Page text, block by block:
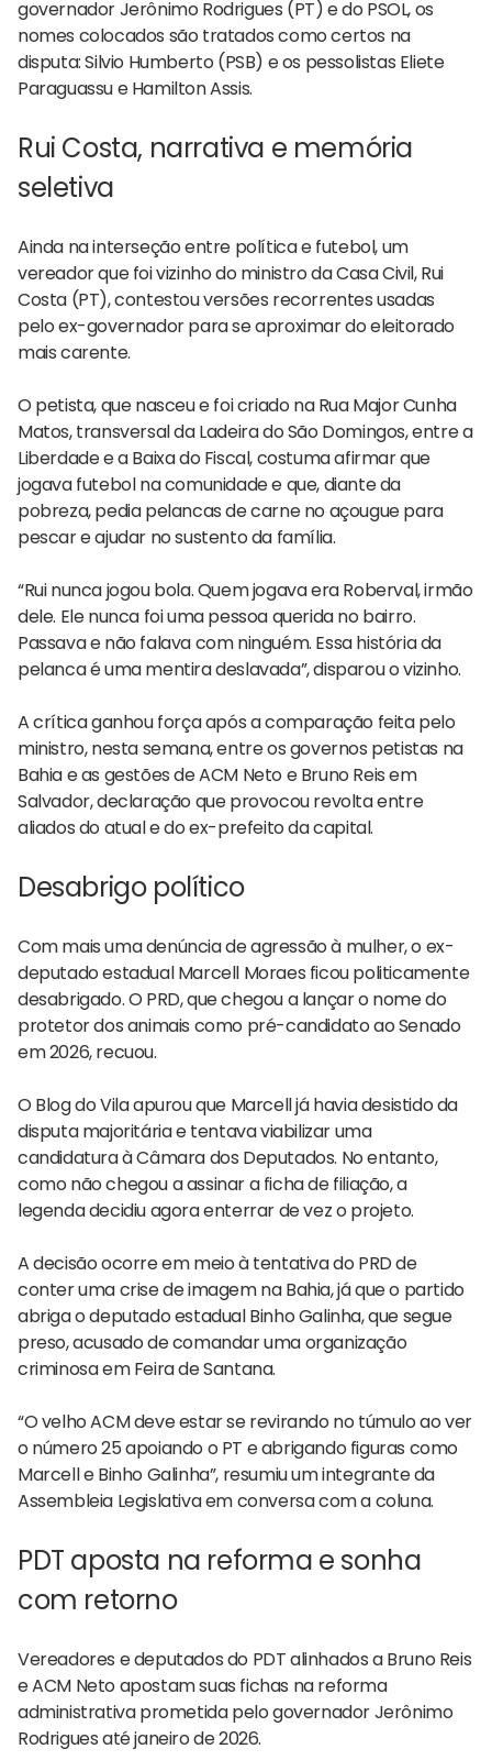
governador Jerônimo Rodrigues (PT) e do PSOL, os
nomes colocados são tratados como certos na
disputa: Silvio Humberto (PSB) e os pessolistas Eliete
Paraguassu e Hamilton Assis.
Rui Costa, narrativa e memória
seletiva
Ainda na interseção entre política e futebol, um
vereador que foi vizinho do ministro da Casa Civil, Rui
Costa (PT), contestou versões recorrentes usadas
pelo ex-governador para se aproximar do eleitorado
mais carente.
O petista, que nasceu e foi criado na Rua Major Cunha
Matos, transversal da Ladeira do São Domingos, entre a
Liberdade e a Baixa do Fiscal, costuma afirmar que
jogava futebol na comunidade e que, diante da
pobreza, pedia pelancas de carne no açougue para
pescar e ajudar no sustento da família.
“Rui nunca jogou bola. Quem jogava era Roberval, irmão
dele. Ele nunca foi uma pessoa querida no bairro.
Passava e não falava com ninguém. Essa história da
pelanca é uma mentira deslavada”, disparou o vizinho.
A crítica ganhou força após a comparação feita pelo
ministro, nesta semana, entre os governos petistas na
Bahia e as gestões de ACM Neto e Bruno Reis em
Salvador, declaração que provocou revolta entre
aliados do atual e do ex-prefeito da capital.
Desabrigo político
Com mais uma denúncia de agressão à mulher, o ex-
deputado estadual Marcell Moraes ficou politicamente
desabrigado. O PRD, que chegou a lançar o nome do
protetor dos animais como pré-candidato ao Senado
em 2026, recuou.
O Blog do Vila apurou que Marcell já havia desistido da
disputa majoritária e tentava viabilizar uma
candidatura à Câmara dos Deputados. No entanto,
como não chegou a assinar a ficha de filiação, a
legenda decidiu agora enterrar de vez o projeto.
A decisão ocorre em meio à tentativa do PRD de
conter uma crise de imagem na Bahia, já que o partido
abriga o deputado estadual Binho Galinha, que segue
preso, acusado de comandar uma organização
criminosa em Feira de Santana.
“O velho ACM deve estar se revirando no túmulo ao ver
o número 25 apoiando o PT e abrigando figuras como
Marcell e Binho Galinha”, resumiu um integrante da
Assembleia Legislativa em conversa com a coluna.
PDT aposta na reforma e sonha
com retorno
Vereadores e deputados do PDT alinhados a Bruno Reis
e ACM Neto apostam suas fichas na reforma
administrativa prometida pelo governador Jerônimo
Rodrigues até janeiro de 2026.